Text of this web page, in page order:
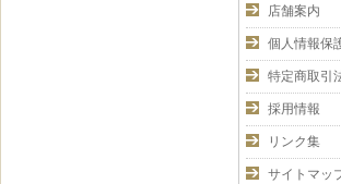
店舗案内
個人情報保
特定商取引
採用情報
リンク集
サイトマッ